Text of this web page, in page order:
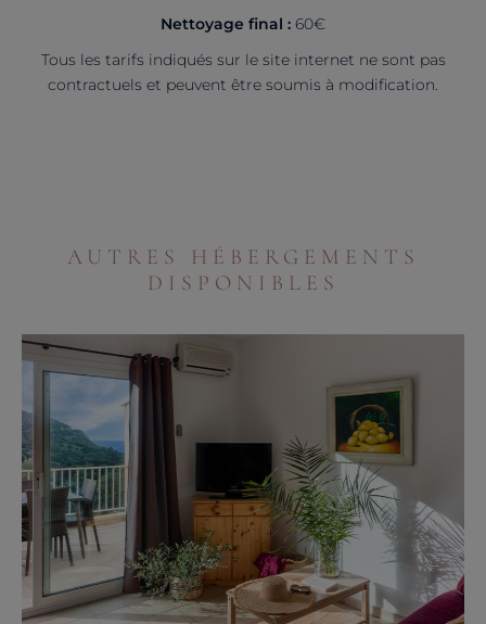
Nettoyage final : 60€
Tous les tarifs indiqués sur le site internet ne sont pas
contractuels et peuvent être soumis à modification.
AUTRES HÉBERGEMENTS
DISPONIBLES